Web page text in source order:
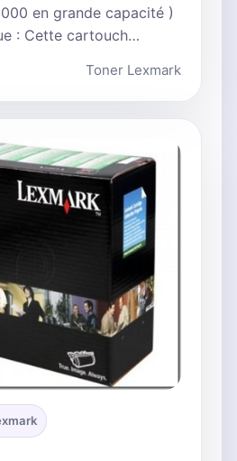
en grande capacité )
: Cette cartouch…
Toner Lexmark